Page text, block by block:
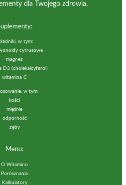
dla Twojego zdrowia.
w tym:
cytrusowe
magnez
D3 (cholekalcyferol)
witamina C
w tym:
kości
mięśnie
odporność
zęby
Menu:
O Witamino
Porównania
Kalkulatory